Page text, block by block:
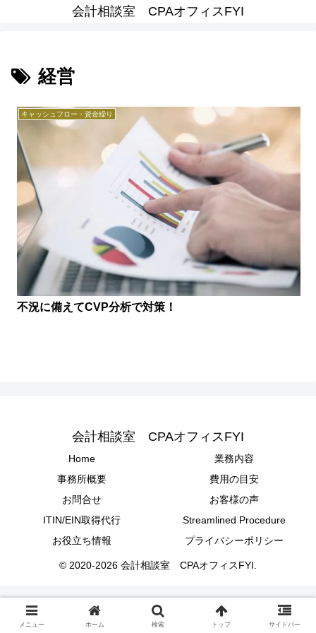
会計相談室 CPAオフィスFYI
経営
キャッシュフロー・資金繰り
不況に備えてCVP分析で対策！
会計相談室 CPAオフィスFYI
Home
業務内容
事務所概要
費用の目安
お問合せ
お客様の声
ITIN/EIN取得代行
Streamlined Procedure
お役立ち情報
プライバシーポリシー
© 2020-2026 会計相談室 CPAオフィスFYI.
メニュー ホーム 検索 トップ サイドバー